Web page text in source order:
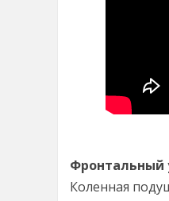
Фронтальный
Коленная